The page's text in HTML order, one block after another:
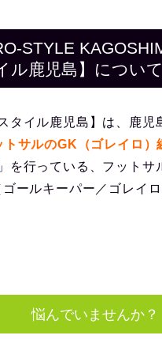
STYLE
ル鹿児島】について
タイル鹿児島】は、鹿児
トサルのGK（ゴレイロ）
」を行っている、フットサ
ゴールキーパー／ゴレイ
悩んでいませんか？